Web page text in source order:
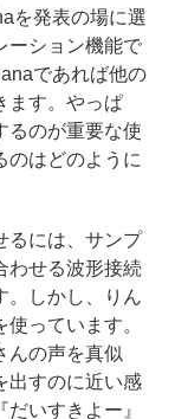
を発表の場に選
ーション機能で
であれば他の
ます。やっぱ
るのが重要な使
のはどのように
るには、サンプ
わせる波形接続
。しかし、りん
っています。
んの声を真似
出すのに近い感
いすきよー』